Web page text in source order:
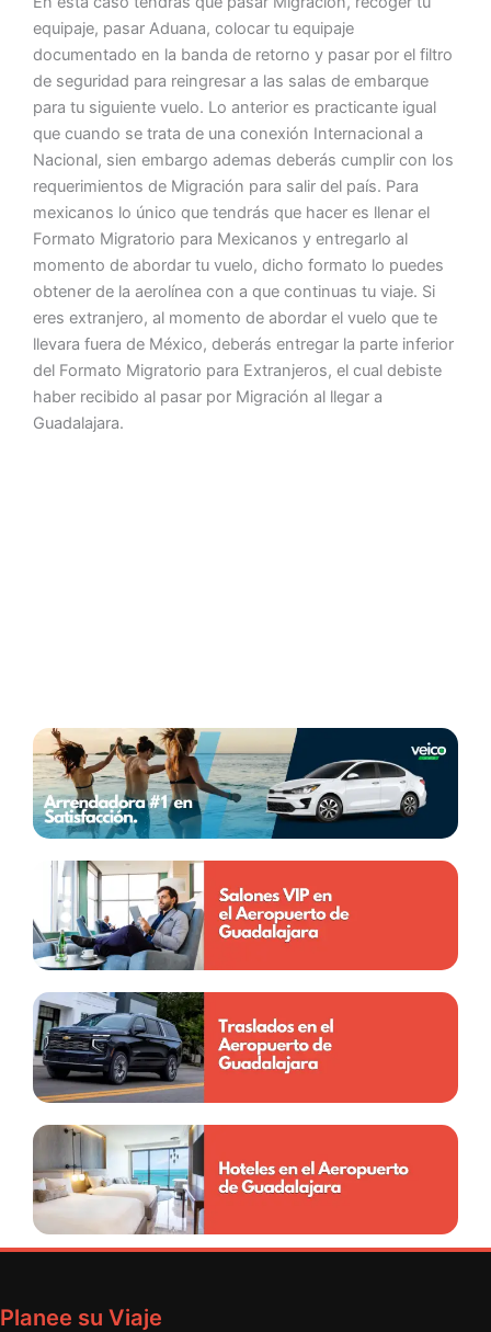
equipaje, pasar Aduana, colocar tu equipaje
documentado en la banda de retorno y pasar por el filtro
de seguridad para reingresar a las salas de embarque
para tu siguiente vuelo. Lo anterior es practicante igual
que cuando se trata de una conexión Internacional a
Nacional, sien embargo ademas deberás cumplir con los
requerimientos de Migración para salir del país. Para
mexicanos lo único que tendrás que hacer es llenar el
Formato Migratorio para Mexicanos y entregarlo al
momento de abordar tu vuelo, dicho formato lo puedes
obtener de la aerolínea con a que continuas tu viaje. Si
eres extranjero, al momento de abordar el vuelo que te
llevara fuera de México, deberás entregar la parte inferior
del Formato Migratorio para Extranjeros, el cual debiste
haber recibido al pasar por Migración al llegar a
Guadalajara.
Planee su Viaje